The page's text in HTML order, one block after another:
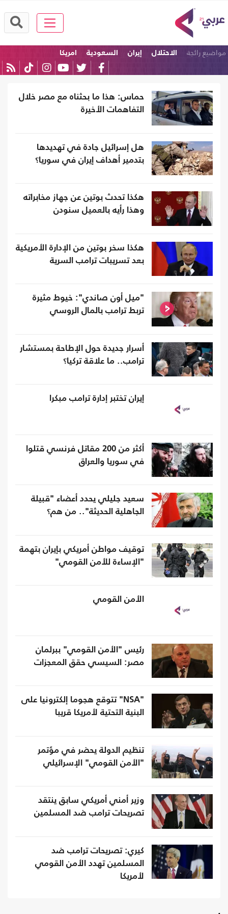
مواضيع رائجة الاحتلال إيران السعودية
امريكا
حماس: هذا ما بحثناه مع مصر خلال
التفاهمات الأخيرة
هل إسرائيل جادة في تهديدها
بتدمير أهداف إيران في سوريا؟
هكذا تحدث بوتين عن جهاز مخابراته
وهذا رأيه بالعميل سنودن
هكذا سخر بوتين من الإدارة الأمريكية
بعد تسريبات ترامب السرية
"ميل أون صاندي": خيوط مثيرة
تربط ترامب بالمال الروسي
أسرار جديدة حول الإطاحة بمستشار
ترامب.. ما علاقة تركيا؟
إيران تختبر إدارة ترامب مبكرا
أكثر من 200 مقاتل فرنسي قتلوا
في سوريا والعراق
سعيد جليلي يحدد أعضاء "قبيلة
الجاهلية الحديثة".. من هم؟
توقيف مواطن أمريكي بإيران بتهمة
"الإساءة للأمن القومي"
الأمن القومي
رئيس "الأمن القومي" ببرلمان
مصر: السيسي حقق المعجزات
"NSA" تتوقع هجوما إلكترونيا على
البنية التحتية لأمريكا قريبا
تنظيم الدولة يحضر في مؤتمر
"الأمن القومي" الإسرائيلي
وزير أمني أمريكي سابق ينتقد
تصريحات ترامب ضد المسلمين
كيري: تصريحات ترامب ضد
المسلمين تهدد الأمن القومي
لأمريكا